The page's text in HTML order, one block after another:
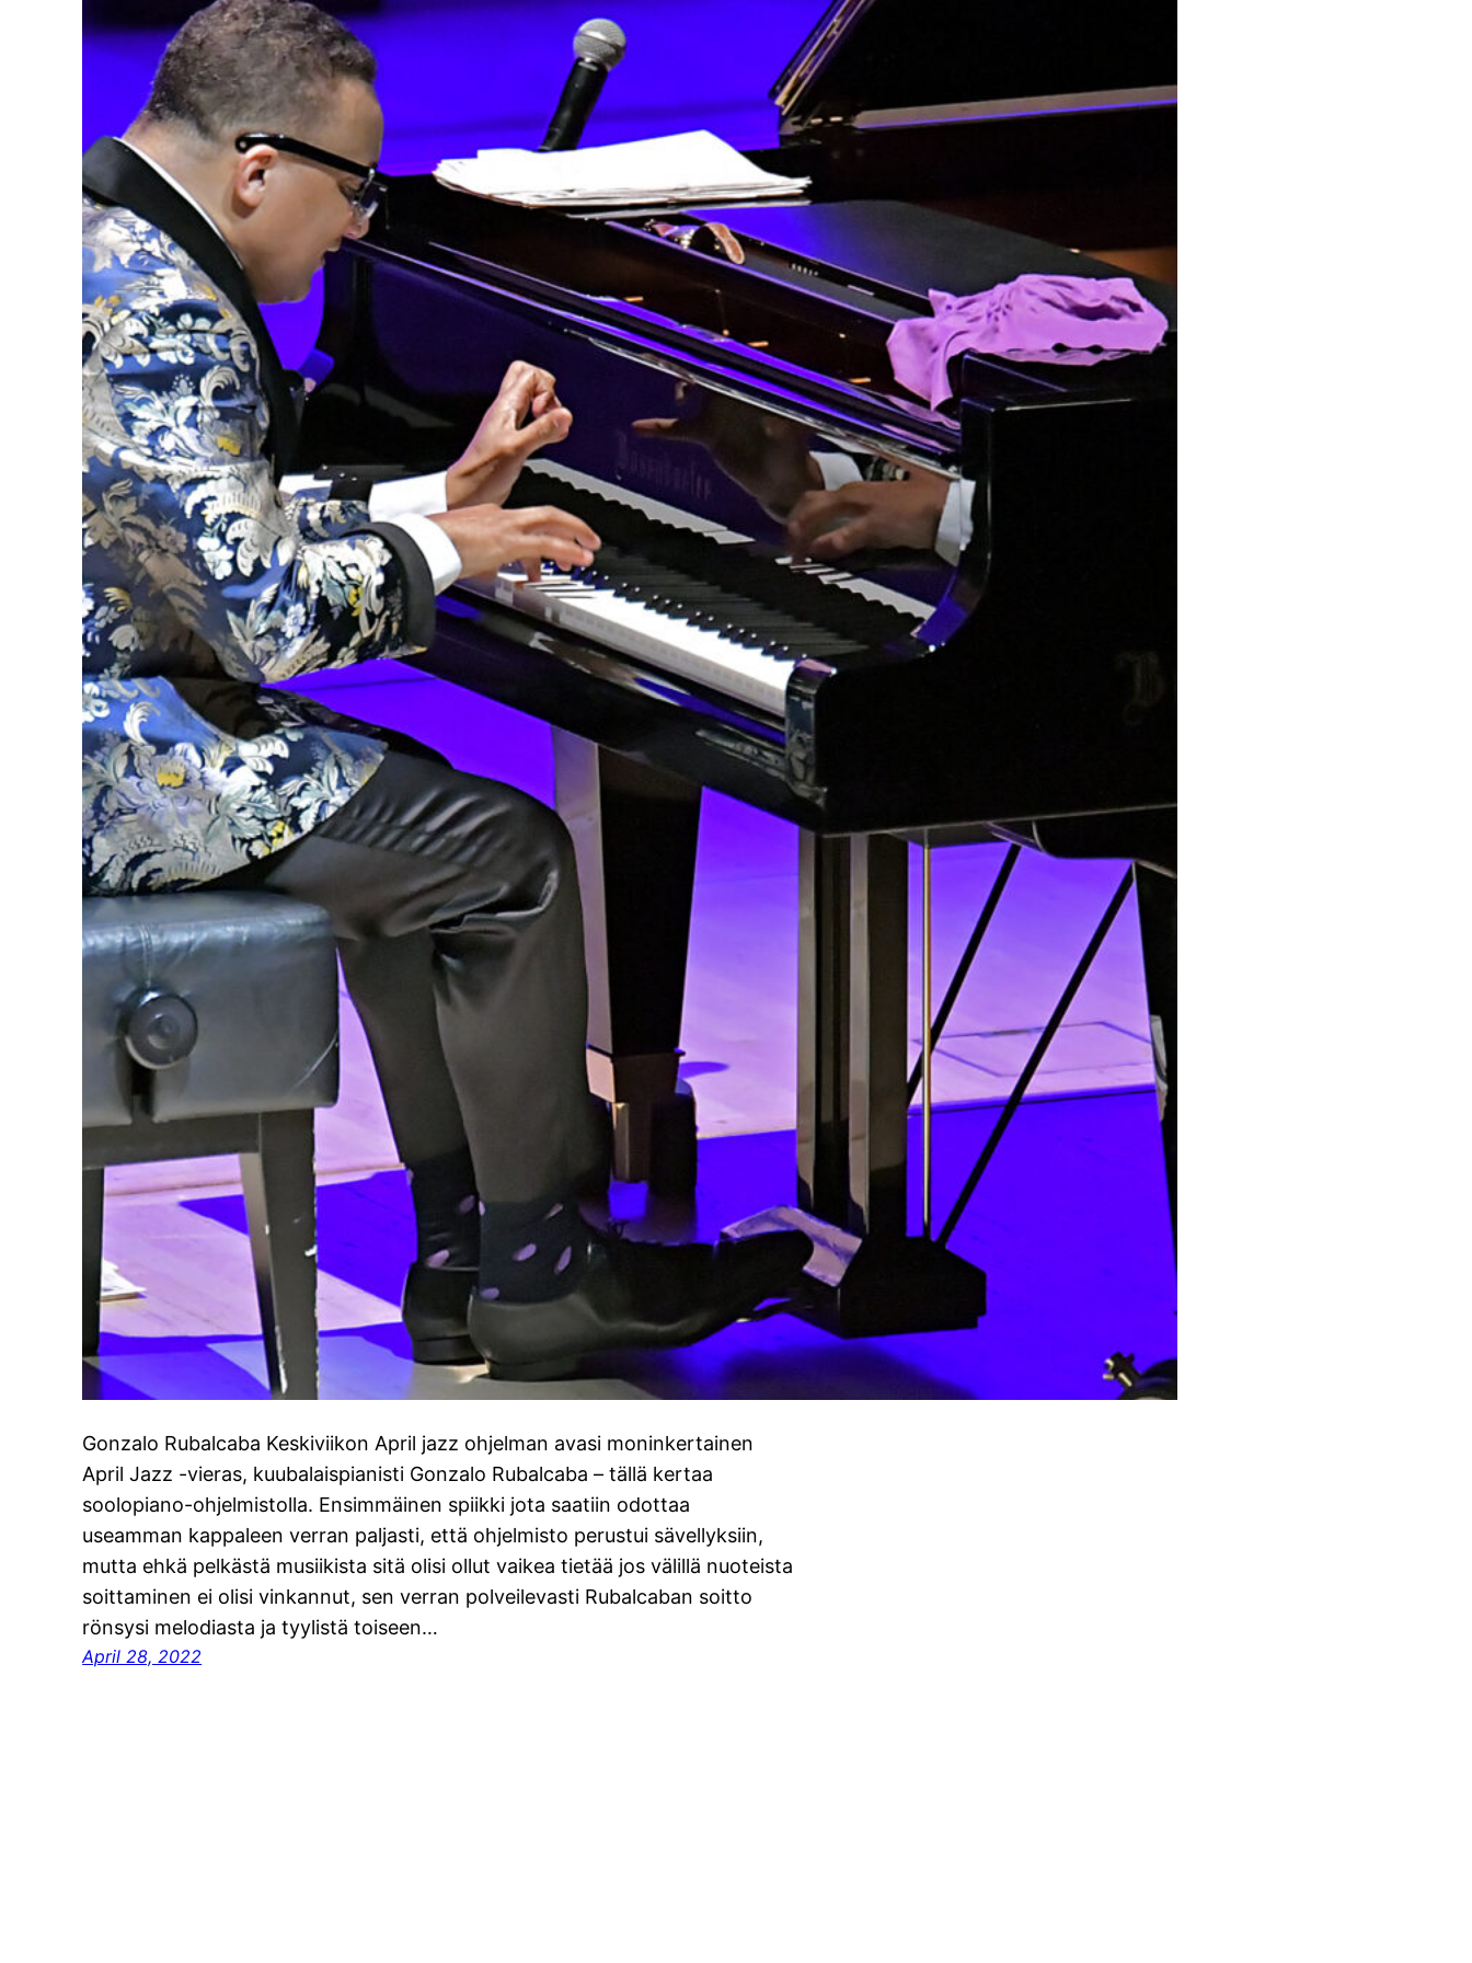
Gonzalo Rubalcaba Keskiviikon April jazz ohjelman avasi moninkertainen
April Jazz -vieras, kuubalaispianisti Gonzalo Rubalcaba – tällä kertaa
soolopiano-ohjelmistolla. Ensimmäinen spiikki jota saatiin odottaa
useamman kappaleen verran paljasti, että ohjelmisto perustui sävellyksiin,
mutta ehkä pelkästä musiikista sitä olisi ollut vaikea tietää jos välillä nuoteista
soittaminen ei olisi vinkannut, sen verran polveilevasti Rubalcaban soitto
rönsysi melodiasta ja tyylistä toiseen…
April 28, 2022